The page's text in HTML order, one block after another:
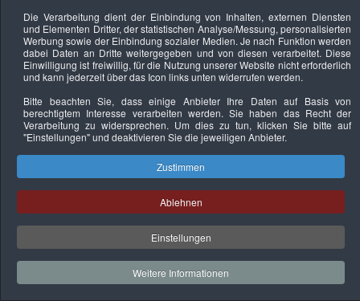
Keine Termine
Datenschutzerklärung Urheberrechtsnachweise Nachhaltigkeit
Copyright © 2026. Bundesverband Deutscher
Sachverständiger und Fachgutachter e.V..
Die Verarbeitung dient der Einbindung von Inhalten, externen Diensten
und Elementen Dritter, der statistischen Analyse/Messung, personalisierten
Werbung sowie der Einbindung sozialer Medien. Je nach Funktion werden
dabei Daten an Dritte weitergegeben und von diesen verarbeitet. Diese
Einwilligung ist freiwillig, für die Nutzung unserer Website nicht erforderlich
und kann jederzeit über das Icon links unten widerrufen werden.
Bitte beachten Sie, dass einige Anbieter Ihre Daten auf Basis von
berechtigtem Interesse verarbeiten werden. Sie haben das Recht der
Verarbeitung zu widersprechen. Um dies zu tun, klicken Sie bitte auf
"Einstellungen"und deaktivieren Sie die jeweiligen Anbieter.
Zustimmen
Ablehnen
Einstellungen
Weitere Informationen